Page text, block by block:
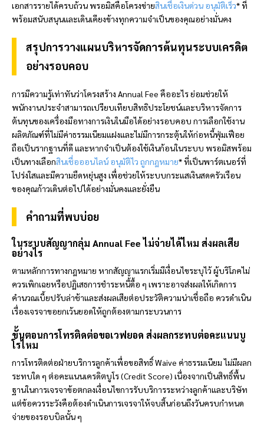
เอกสารรายได้ครบถ้วนพรอมิสคือโครงข่ายสินเชื่อเงินด่วน อนุมัติเร็ว* ที่
พร้อมสนับสนุนและเดินเคียงข้างทุกความจำเป็นของคุณอย่างมั่นคง
สรุปการวางแผนบริหารจัดการต้นทุนระบบเครดิต
อย่างรอบคอบ
การมีความรู้เท่าทันว่าโครงสร้าง Annual Fee คืออะไร ย่อมช่วยให้
พนักงานประจำสามารถเปรียบเทียบสิทธิประโยชน์และบริหารจัดการ
ต้นทุนของเครื่องมือทางการเงินในมือได้อย่างรอบคอบ การเลือกใช้งาน
ผลิตภัณฑ์ที่ไม่มีค่าธรรมเนียมแฝงและไม่มีการกระตุ้นให้ก่อหนี้ฟุ่มเฟือย
ถือเป็นรากฐานที่ดี และหากจำเป็นต้องใช้เงินก้อนในระบบ พรอมิสพร้อม
เป็นทางเลือกสินเชื่อออนไลน์ อนุมัติไว ถูกกฎหมาย* ที่เป็นพาร์ตเนอร์ที่
โปร่งใสและมีความยืดหยุ่นสูง เพื่อช่วยให้ระบบกระแสเงินสดครัวเรือน
ของคุณก้าวเดินต่อไปได้อย่างมั่นคงและยั่งยืน
คำถามที่พบบ่อย
ในระบบสัญญากลุ่ม Annual Fee ไม่จ่ายได้ไหม ส่งผลเสีย
อย่างไร
ตามหลักการทางกฎหมาย หากสัญญาแรกเริ่มมีเงื่อนไขระบุไว้ ผู้บริโภคไม่
ควรเพิกเฉยหรือปฏิเสธการชำระหนี้ดื้อ ๆ เพราะอาจส่งผลให้เกิดการ
คำนวณเบี้ยปรับล่าช้าและส่งผลเสียต่อประวัติความน่าเชื่อถือ ควรดำเนิน
เรื่องเจรจาขอยกเว้นยอดให้ถูกต้องตามกระบวนการ
ขั้นตอนการโทรติดต่อขอเวฟยอด ส่งผลกระทบต่อคะแนนบู
โรไหม
การโทรติดต่อฝ่ายบริการลูกค้าเพื่อขอสิทธิ์ Waive ค่าธรรมเนียม ไม่มีผลก
ระทบใด ๆ ต่อคะแนนเครดิตบูโร (Credit Score) เนื่องจากเป็นสิทธิ์พื้น
ฐานในการเจรจาข้อตกลงเงื่อนไขการรับบริการระหว่างลูกค้าและบริษัท
แต่ข้อควรระวังคือต้องดำเนินการเจรจาให้จบสิ้นก่อนถึงวันครบกำหนด
จ่ายของรอบบิลนั้น ๆ